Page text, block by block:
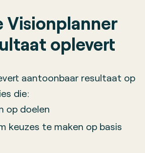
Visionplanner
oplevert
aantoonbaar resultaat op
die:
op doelen
keuzes te maken op basis